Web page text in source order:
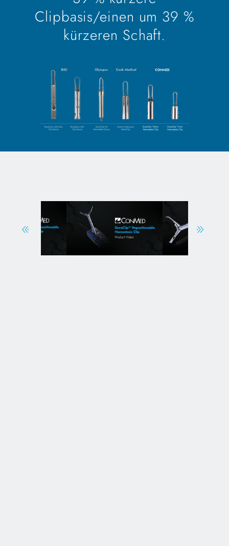
Clipbasis/einen um 39 %
kürzeren Schaft.